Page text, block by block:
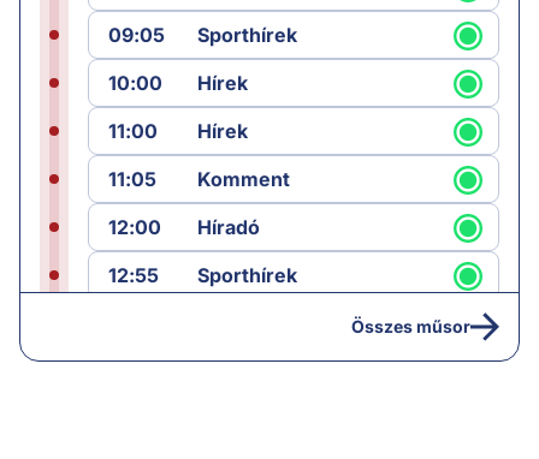
09:05
Sporthírek
10:00
Hírek
11:00
Hírek
11:05
Komment
12:00
Híradó
12:55
Sporthírek
Összes műsor